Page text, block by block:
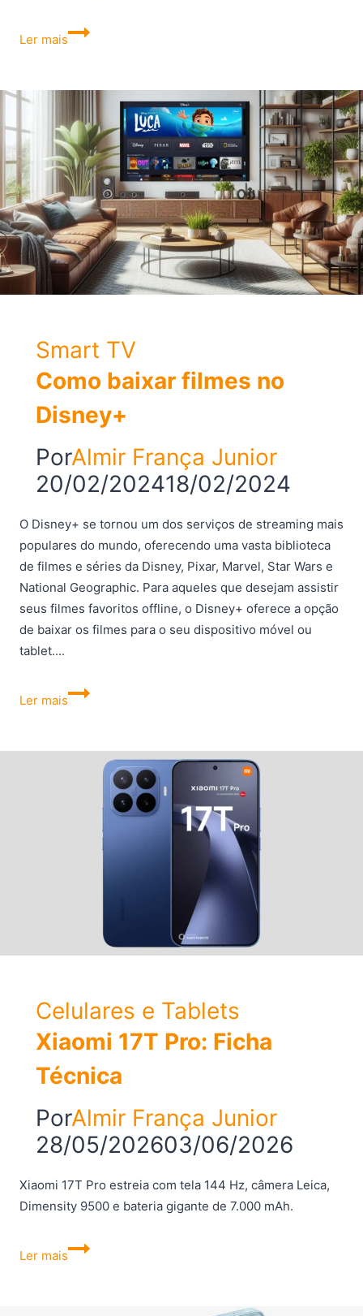
Ler mais
Galaxy
Celular
Samsung
com
tela
Super
AMOLED
e
Bateria
Super
Potente
Smart TV
Como baixar filmes no
Disney+
PorAlmir França Junior
20/02/202418/02/2024
O Disney+ se tornou um dos serviços de streaming mais
populares do mundo, oferecendo uma vasta biblioteca
de filmes e séries da Disney, Pixar, Marvel, Star Wars e
National Geographic. Para aqueles que desejam assistir
seus filmes favoritos offline, o Disney+ oferece a opção
de baixar os filmes para o seu dispositivo móvel ou
tablet….
Ler mais
Como
no
Disney+
Celulares e Tablets
Xiaomi 17T Pro: Ficha
Técnica
PorAlmir França Junior
28/05/202603/06/2026
Xiaomi 17T Pro estreia com tela 144 Hz, câmera Leica,
Dimensity 9500 e bateria gigante de 7.000 mAh.
Ler mais
Xiaomi